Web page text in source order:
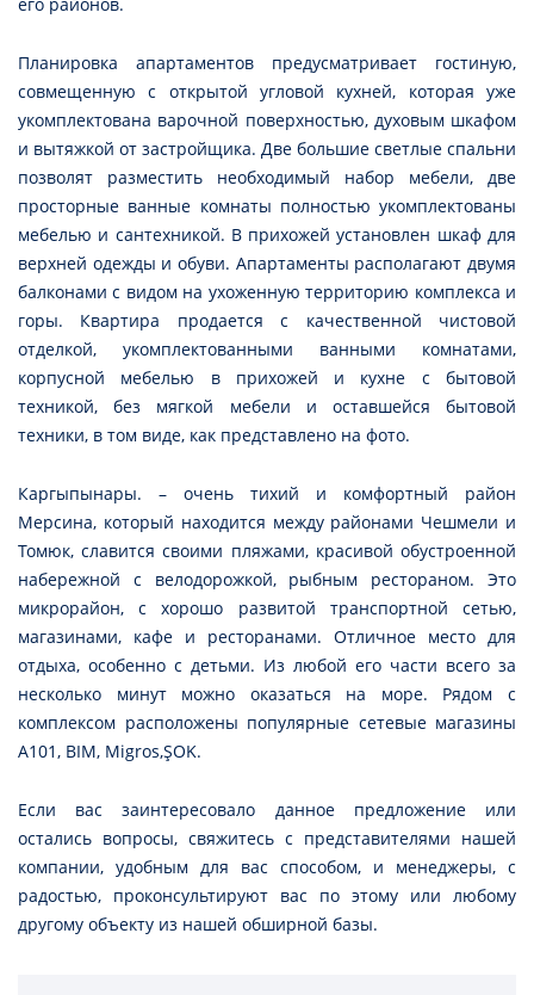
Планировка апартаментов предусматривает гостиную,
совмещенную с открытой угловой кухней, которая уже
укомплектована варочной поверхностью, духовым шкафом
и вытяжкой от застройщика. Две большие светлые спальни
позволят разместить необходимый набор мебели, две
просторные ванные комнаты полностью укомплектованы
мебелью и сантехникой. В прихожей установлен шкаф для
верхней одежды и обуви. Апартаменты располагают двумя
балконами с видом на ухоженную территорию комплекса и
горы. Квартира продается с качественной чистовой
отделкой, укомплектованными ванными комнатами,
корпусной мебелью в прихожей и кухне с бытовой
техникой, без мягкой мебели и оставшейся бытовой
техники, в том виде, как представлено на фото.
Каргыпынары.
– очень тихий и комфортный район
Мерсина, который находится между районами Чешмели и
Томюк, славится своими пляжами, красивой обустроенной
набережной с велодорожкой, рыбным рестораном. Это
микрорайон, с хорошо развитой транспортной сетью,
магазинами, кафе и ресторанами. Отличное место для
отдыха, особенно с детьми. Из любой его части всего за
несколько минут можно оказаться на море. Рядом с
комплексом расположены популярные сетевые магазины
А101, BIM, Migros,ŞOK.
Если вас заинтересовало данное предложение или
остались вопросы, свяжитесь с представителями нашей
компании, удобным для вас способом, и менеджеры, с
радостью, проконсультируют вас по этому или любому
другому объекту из нашей обширной базы.